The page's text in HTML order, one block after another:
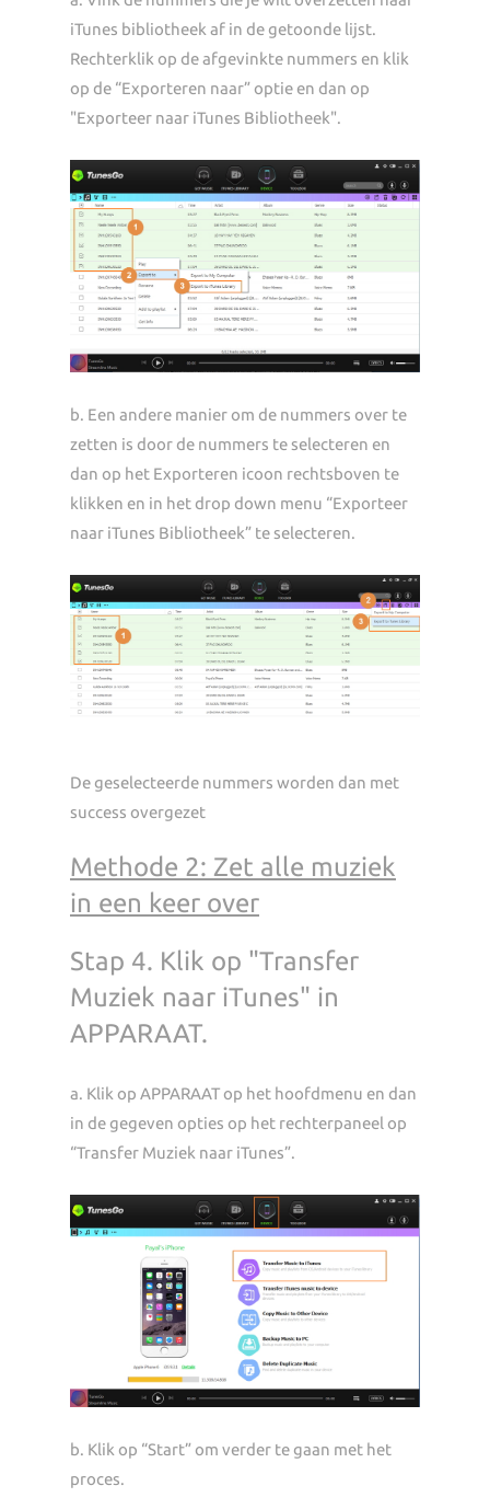
iTunes bibliotheek af in de getoonde lijst.
Rechterklik op de afgevinkte nummers en klik
op de “Exporteren naar” optie en dan op
"Exporteer naar iTunes Bibliotheek".
b. Een andere manier om de nummers over te
zetten is door de nummers te selecteren en
dan op het Exporteren icoon rechtsboven te
klikken en in het drop down menu “Exporteer
naar iTunes Bibliotheek” te selecteren.
De geselecteerde nummers worden dan met
success overgezet
Methode 2: Zet alle muziek
in een keer over
Stap 4. Klik op "Transfer
Muziek naar iTunes" in
APPARAAT.
a. Klik op APPARAAT op het hoofdmenu en dan
in de gegeven opties op het rechterpaneel op
“Transfer Muziek naar iTunes”.
b. Klik op “Start” om verder te gaan met het
proces.